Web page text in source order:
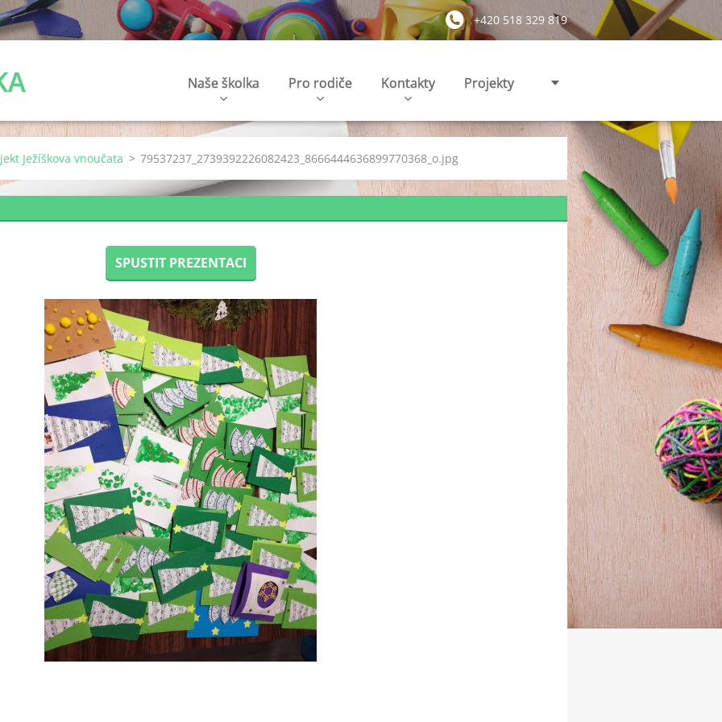
+420 518 329 819
Naše školka Pro rodiče Kontakty Projekty
Ježíškova vnoučata > 79537237_2739392226082423_8666444636899770368_o.jpg
SPUSTIT PREZENTACI